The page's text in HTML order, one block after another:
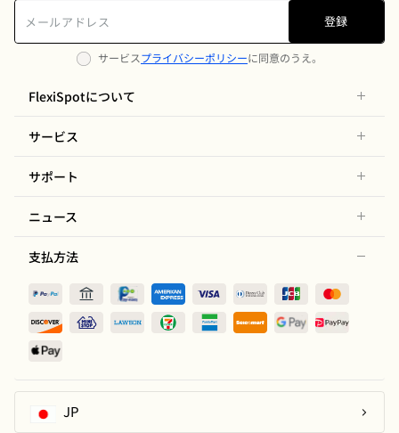
登録
サービスプライバシーポリシーに同意のうえ。
FlexiSpotについて
サービス
サポート
ニュース
支払方法
JP